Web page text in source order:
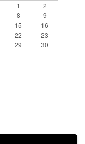
1 2
8
9
15
16
22
23
29
30